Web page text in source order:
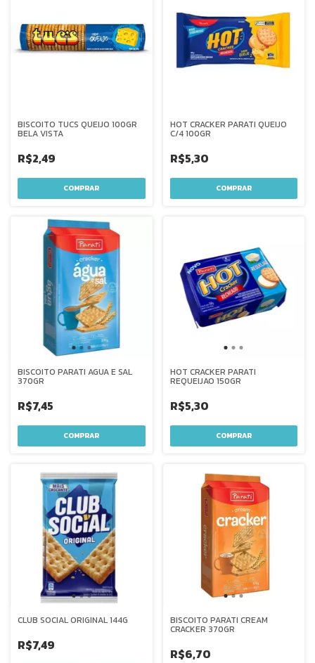
BISCOITO TUCS QUEIJO 100GR
BELA VISTA
R$2,49
HOT CRACKER PARATI QUEIJO
C/4 100GR
R$5,30
BISCOITO PARATI AGUA E SAL
370GR
R$7,45
HOT CRACKER PARATI
REQUEIJAO 150GR
R$5,30
CLUB SOCIAL ORIGINAL 144G
R$7,49
BISCOITO PARATI CREAM
CRACKER 370GR
R$6,70